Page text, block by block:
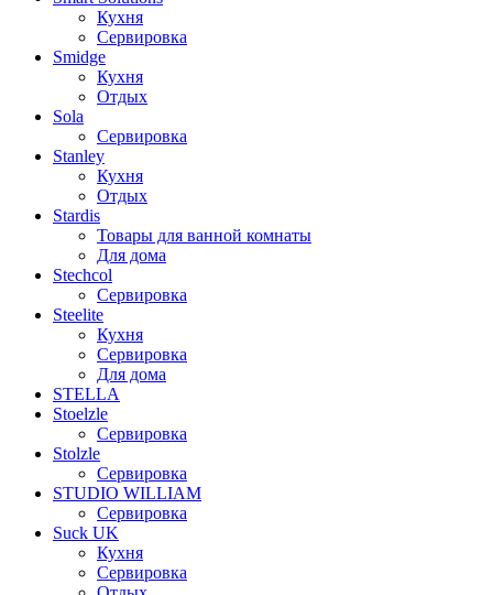
Кухня
Сервировка
Smidge
Кухня
Отдых
Sola
Сервировка
Stanley
Кухня
Отдых
Stardis
Товары для ванной комнаты
Для дома
Stechcol
Сервировка
Steelite
Кухня
Сервировка
Для дома
STELLA
Stoelzle
Сервировка
Stolzle
Сервировка
STUDIO WILLIAM
Сервировка
Suck UK
Кухня
Сервировка